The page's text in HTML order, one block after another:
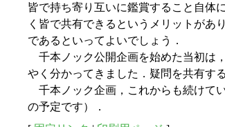
皆で持ち寄り互いに鑑賞すること自体
く皆で共有できるというメリットがあ
であるといってよいでしょう．
千本ノック公開企画を始めた当初は
やく分かってきました．疑問を共有す
千本ノック企画，これからも続けて
の予定です）．